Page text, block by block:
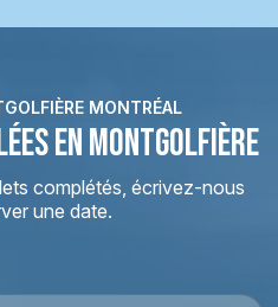
MONTRÉAL
EN MONTGOLFIÈRE
complétés, écrivez-nous
une date.